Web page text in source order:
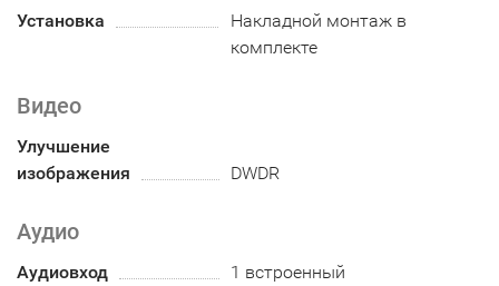
Установка
Накладной монтаж в
комплекте
Видео
Улучшение
изображения
DWDR
Аудио
Аудиовход
1 встроенный